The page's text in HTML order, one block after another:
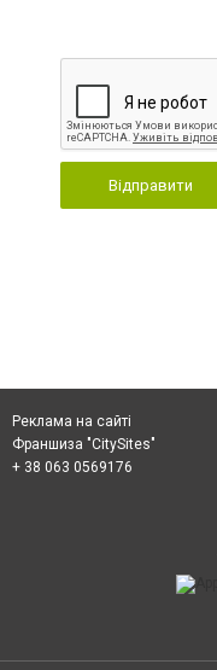
Відправити
Реклама на сайті
Франшиза "CitySites"
+ 38 063 0569176